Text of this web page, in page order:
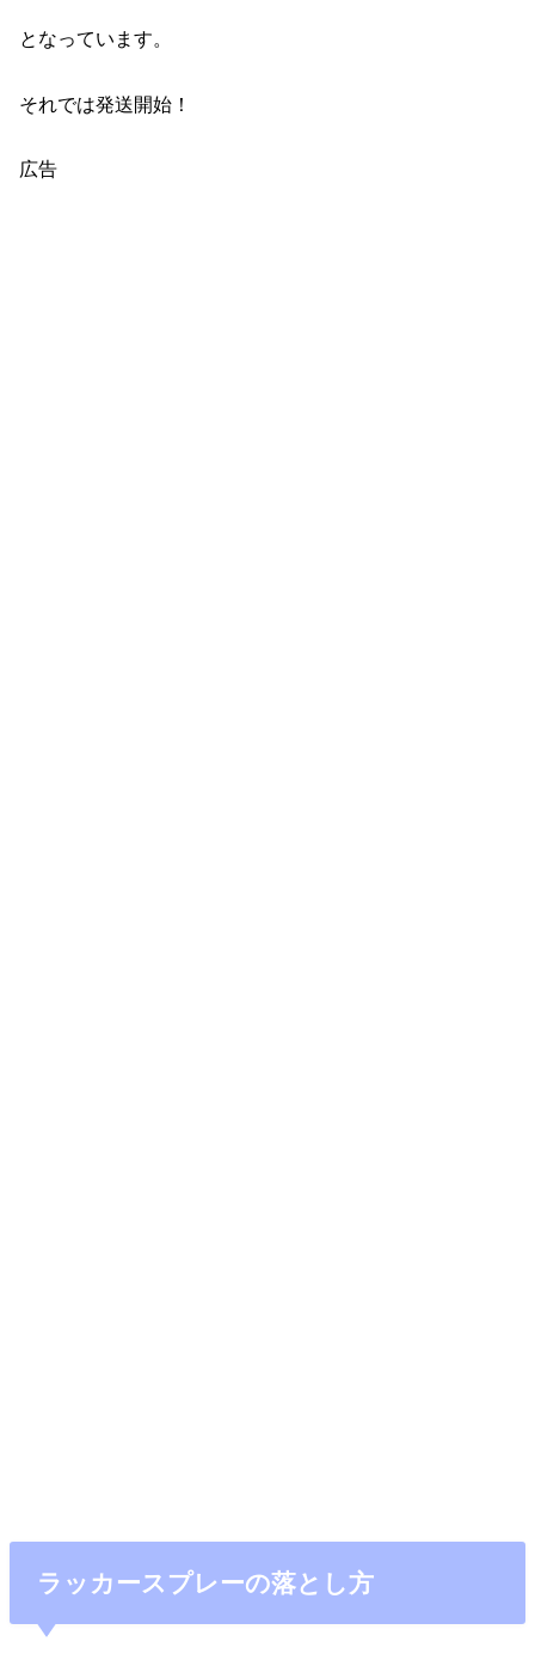
となっています。
それでは発送開始！
広告
ラッカースプレーの落とし方